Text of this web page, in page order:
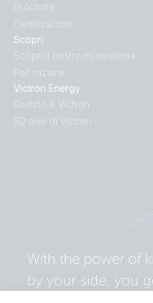
Scopri
Scopri il nostro ecosistema
Per iniziare
Victron Energy
Questo è Victron
50 anni di Victron
Brochure
Certificazioni